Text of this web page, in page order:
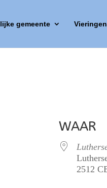
gemeente Vieringen
WAAR
2512